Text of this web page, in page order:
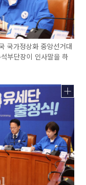
국가정상화 중앙선거대
부단장이 인사말을 하